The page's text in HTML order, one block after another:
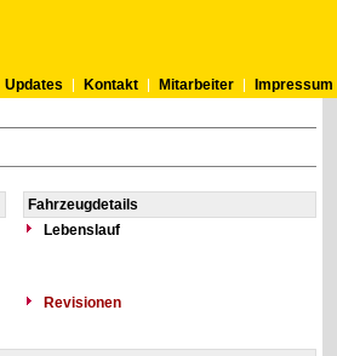
Updates Kontakt Mitarbeiter
Impressum
Fahrzeugdetails
Lebenslauf
Revisionen